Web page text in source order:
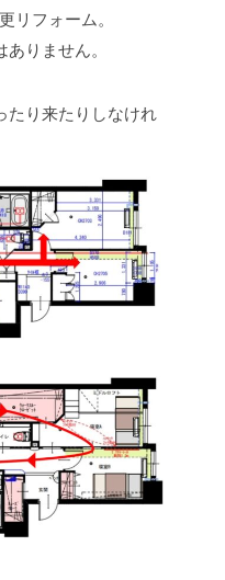
リフォーム。
りません。
たり来たりしなけれ